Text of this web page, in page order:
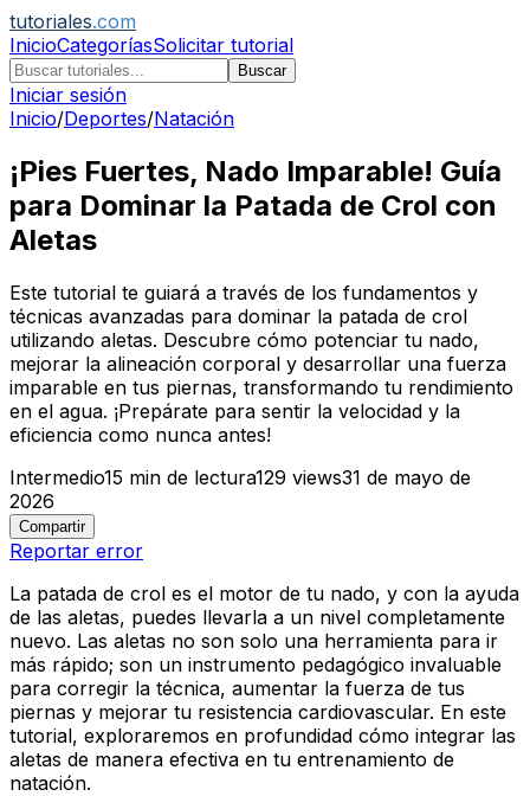
tutoriales.com
InicioCategoríasSolicitar tutorial
Buscar
Iniciar sesión
Inicio/Deportes/Natación
¡Pies Fuertes, Nado Imparable! Guía
para Dominar la Patada de Crol con
Aletas
Este tutorial te guiará a través de los fundamentos y
técnicas avanzadas para dominar la patada de crol
utilizando aletas. Descubre cómo potenciar tu nado,
mejorar la alineación corporal y desarrollar una fuerza
imparable en tus piernas, transformando tu rendimiento
en el agua. ¡Prepárate para sentir la velocidad y la
eficiencia como nunca antes!
Intermedio15 min de lectura129 views31 de mayo de
2026
Compartir
Reportar error
La patada de crol es el motor de tu nado, y con la ayuda
de las aletas, puedes llevarla a un nivel completamente
nuevo. Las aletas no son solo una herramienta para ir
más rápido; son un instrumento pedagógico invaluable
para corregir la técnica, aumentar la fuerza de tus
piernas y mejorar tu resistencia cardiovascular. En este
tutorial, exploraremos en profundidad cómo integrar las
aletas de manera efectiva en tu entrenamiento de
natación.